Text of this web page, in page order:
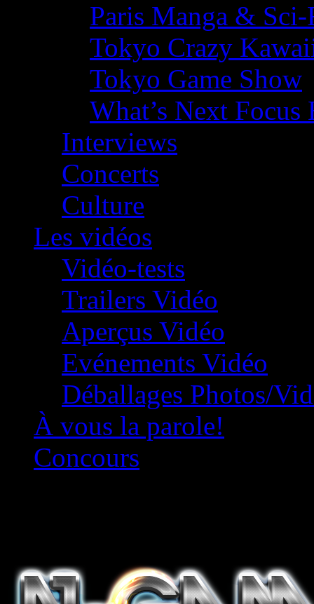
Paris Manga &
Tokyo Crazy
Tokyo Game Show
What’s Next
Interviews
Concerts
Culture
Les vidéos
Vidéo-tests
Trailers Vidéo
Aperçus Vidéo
Evénements Vidéo
Déballages Photos/
À vous la parole!
Concours